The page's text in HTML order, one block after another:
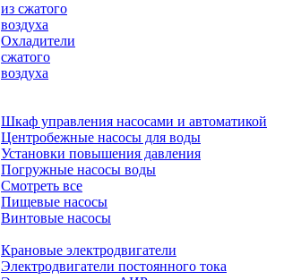
из сжатого
воздуха
Охладители
сжатого
воздуха
Шкаф управления насосами и автоматикой
Центробежные насосы для воды
Установки повышения давления
Погружные насосы воды
Смотреть все
Пищевые насосы
Винтовые насосы
Крановые электродвигатели
Электродвигатели постоянного тока